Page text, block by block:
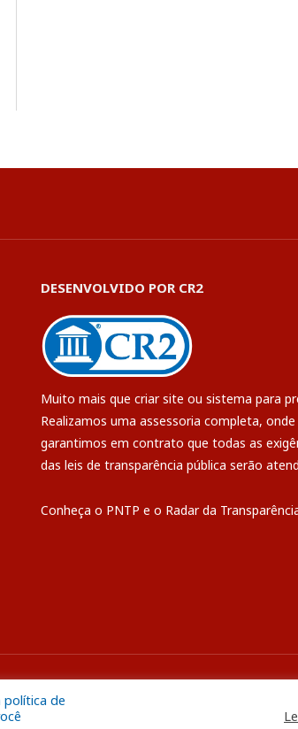
DESENVOLVIDO POR CR2
Muito mais que criar site ou sistema para
Realizamos uma assessoria completa, onde
garantimos em contrato que todas as
das leis de transparência pública serão
Conheça o PNTP e o Radar da
política de